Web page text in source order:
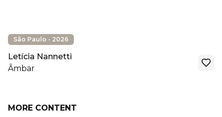
São Paulo - 2026
Letícia Nannetti
Âmbar
MORE CONTENT